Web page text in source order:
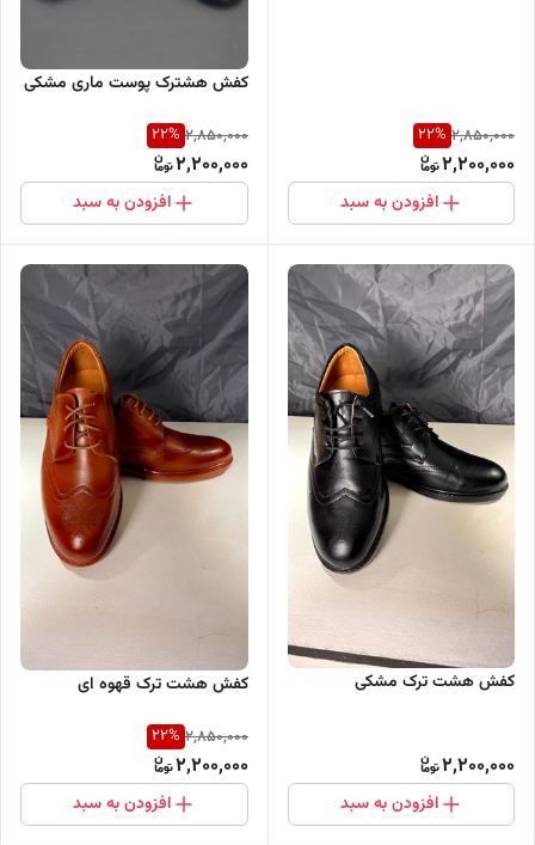
2,850,000
22%
2,200,000
افزودن به سبد
کفش هشترک پوست ماری مشکی
2,850,000
22%
2,200,000
افزودن به سبد
کفش هشت ترک مشکی
2,200,000
افزودن به سبد
کفش هشت ترک قهوه ای
2,850,000
22%
2,200,000
افزودن به سبد